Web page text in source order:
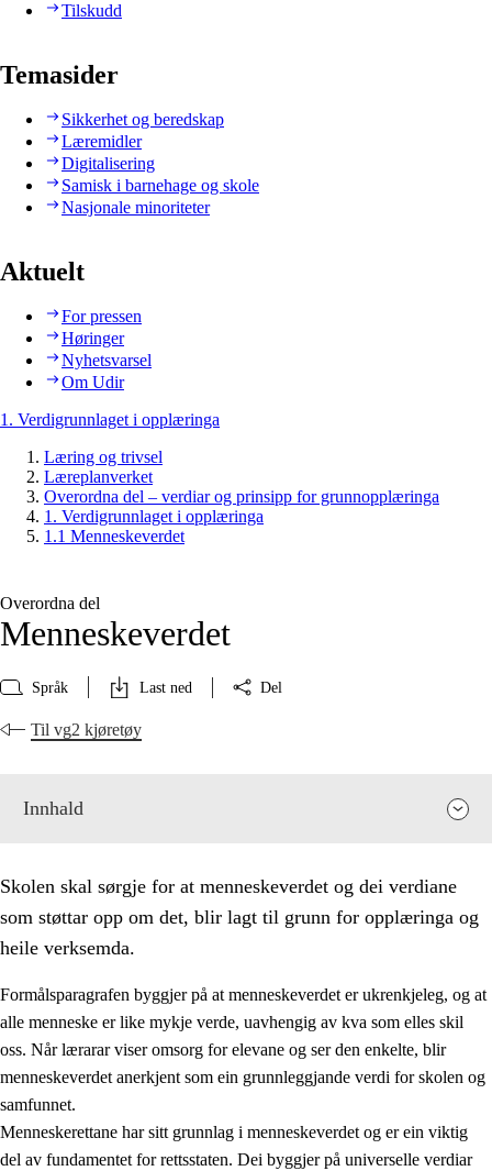
Tilskudd
Temasider
Sikkerhet og beredskap
Læremidler
Digitalisering
Samisk i barnehage og skole
Nasjonale minoriteter
Aktuelt
For pressen
Høringer
Nyhetsvarsel
Om Udir
1. Verdigrunnlaget i opplæringa
Læring og trivsel
Læreplanverket
Overordna del – verdiar og prinsipp for grunnopplæringa
1. Verdigrunnlaget i opplæringa
1.1 Menneskeverdet
Overordna del
Menneskeverdet
Språk Last ned Del
Til vg2 kjøretøy
Innhald
1.
1.1 Menneskeverdet
Skolen skal sørgje for at menneskeverdet og dei verdiane
som støttar opp om det, blir lagt til grunn for opplæringa og
heile verksemda.
Formålsparagrafen byggjer på at menneskeverdet er ukrenkjeleg, og at
alle menneske er like mykje verde, uavhengig av kva som elles skil
oss. Når lærarar viser omsorg for elevane og ser den enkelte, blir
menneskeverdet anerkjent som ein grunnleggjande verdi for skolen og
samfunnet.
Menneskerettane har sitt grunnlag i menneskeverdet og er ein viktig
del av fundamentet for rettsstaten. Dei byggjer på universelle verdiar